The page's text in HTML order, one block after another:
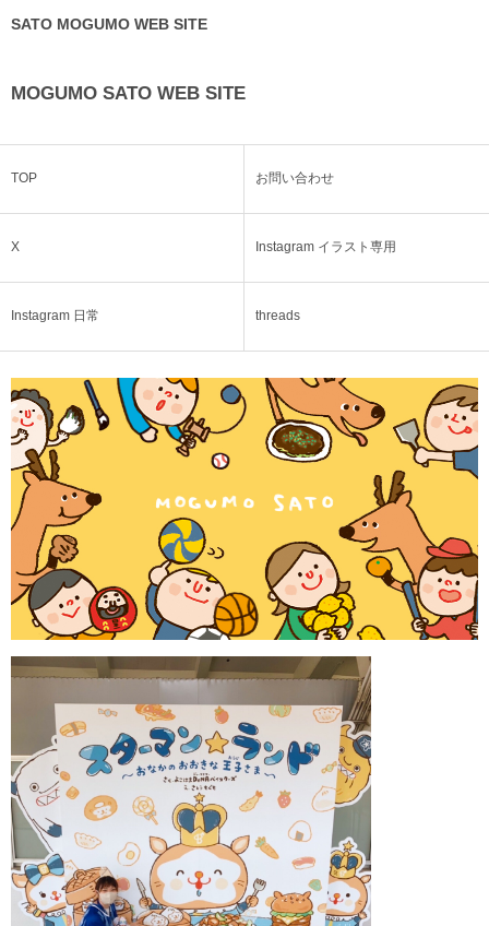
SATO MOGUMO WEB SITE
MOGUMO SATO WEB SITE
TOP お問い合わせ
X Instagram イラスト専用
Instagram 日常 threads